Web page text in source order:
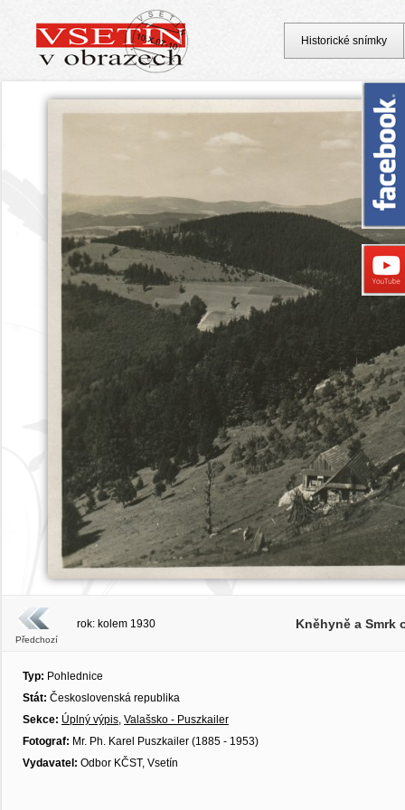
Předchozí
rok: kolem 1930 Kněhyně a Smrk
Typ: Pohlednice
Stát: Československá republika
Sekce: Úplný výpis, Valašsko - Puszkailer
Fotograf: Mr. Ph. Karel Puszkailer (1885 - 1953)
Vydavatel: Odbor KČST, Vsetín
Historické snímky